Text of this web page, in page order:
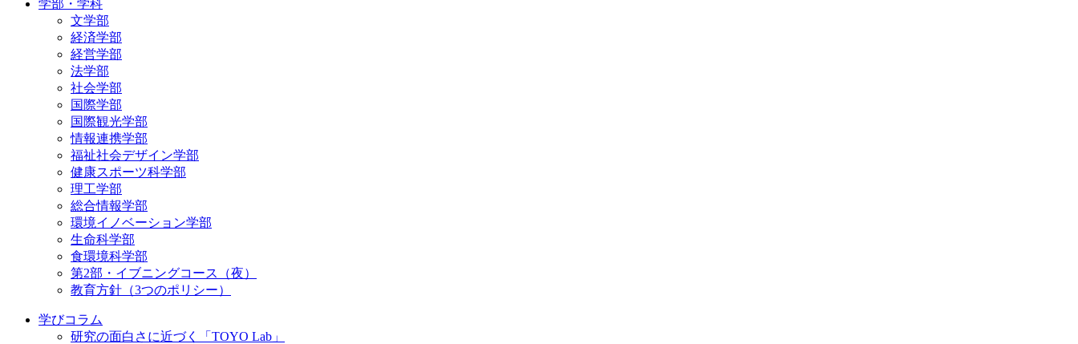
学部・学科
文学部
経済学部
経営学部
法学部
社会学部
国際学部
国際観光学部
情報連携学部
福祉社会デザイン学部
健康スポーツ科学部
理工学部
総合情報学部
環境イノベーション学部
生命科学部
食環境科学部
第2部・イブニングコース（夜）
教育方針（3つのポリシー）
学びコラム
研究の面白さに近づく「TOYO Lab」